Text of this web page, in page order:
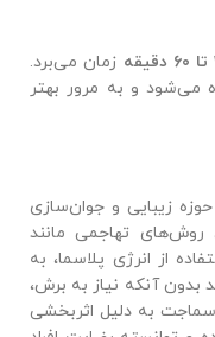
تا ۶۰ دقیقه زمان می‌برد.
می‌شود و به مرور بهتر
زیبایی و جوان‌سازی
روش‌های تهاجمی مانند
از انرژی پلاسما، به
آنکه نیاز به برش،
به دلیل اثربخشی